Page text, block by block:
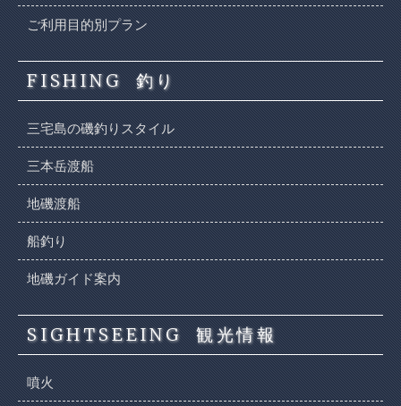
ご利用目的別プラン
FISHING 釣り
三宅島の磯釣りスタイル
三本岳渡船
地磯渡船
船釣り
地磯ガイド案内
SIGHTSEEING 観光情報
噴火